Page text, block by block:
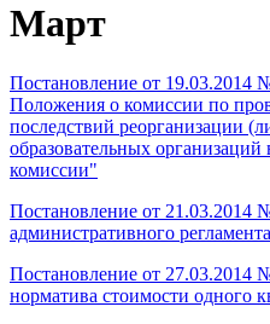
Март
Постановление от 19.03.2014
Положения о комиссии по
последствий реорганизации
образовательных организаций
комиссии"
Постановление от 21.03.2014
административного
Постановление от 27.03.2014
норматива стоимости одного